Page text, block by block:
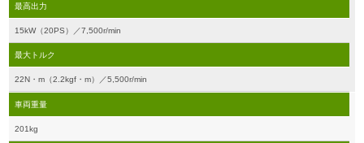
最高出力
15kW（20PS）／7,500r/min
最大トルク
22N・m（2.2kgf・m）／5,500r/min
車両重量
201kg